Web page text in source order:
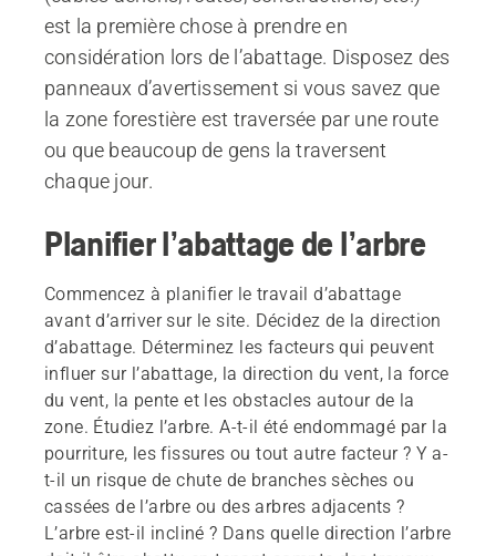
est la première chose à prendre en
considération lors de l’abattage. Disposez des
panneaux d’avertissement si vous savez que
la zone forestière est traversée par une route
ou que beaucoup de gens la traversent
chaque jour.
Planifier l’abattage de l’arbre
Commencez à planifier le travail d’abattage
avant d’arriver sur le site. Décidez de la direction
d’abattage. Déterminez les facteurs qui peuvent
influer sur l’abattage, la direction du vent, la force
du vent, la pente et les obstacles autour de la
zone. Étudiez l’arbre. A-t-il été endommagé par la
pourriture, les fissures ou tout autre facteur ? Y a-
t-il un risque de chute de branches sèches ou
cassées de l’arbre ou des arbres adjacents ?
L’arbre est-il incliné ? Dans quelle direction l’arbre